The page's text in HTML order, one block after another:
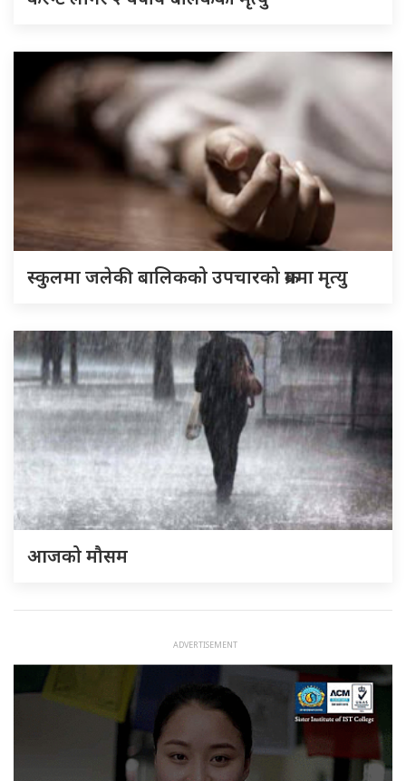
स्कुलमा जलेकी बालिकको उपचारको क्रममा मृत्यु
आजको मौसम